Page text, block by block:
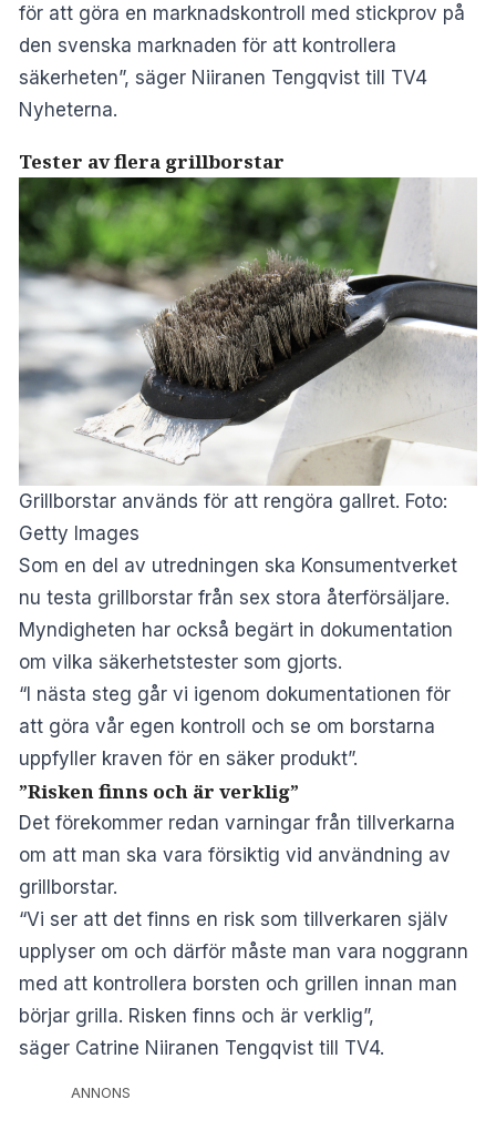
för att göra en marknadskontroll med stickprov på
den svenska marknaden för att kontrollera
säkerheten”, säger Niiranen Tengqvist till TV4
Nyheterna.
Tester av flera grillborstar
Grillborstar används för att rengöra gallret. Foto:
Getty Images
Som en del av utredningen ska Konsumentverket
nu testa grillborstar från sex stora återförsäljare.
Myndigheten har också begärt in dokumentation
om vilka säkerhetstester som gjorts.
“I nästa steg går vi igenom dokumentationen för
att göra vår egen kontroll och se om borstarna
uppfyller kraven för en säker produkt”.
”Risken finns och är verklig”
Det förekommer redan varningar från tillverkarna
om att man ska vara försiktig vid användning av
grillborstar.
“Vi ser att det finns en risk som tillverkaren själv
upplyser om och därför måste man vara noggrann
med att kontrollera borsten och grillen innan man
börjar grilla. Risken finns och är verklig”,
säger Catrine Niiranen Tengqvist till TV4.
ANNONS